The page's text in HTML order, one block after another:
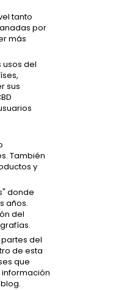
tanto
por
más
del
sus
También
y
donde
años.
del
del
de esta
que
información